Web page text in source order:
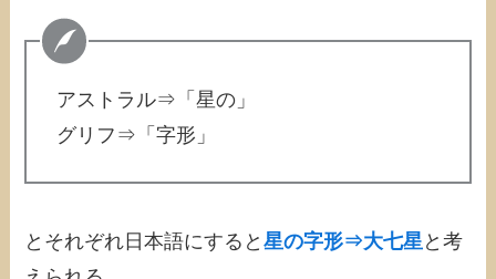
アストラル⇒「星の」
グリフ⇒「字形」
とそれぞれ日本語にすると星の字形⇒大七星と考